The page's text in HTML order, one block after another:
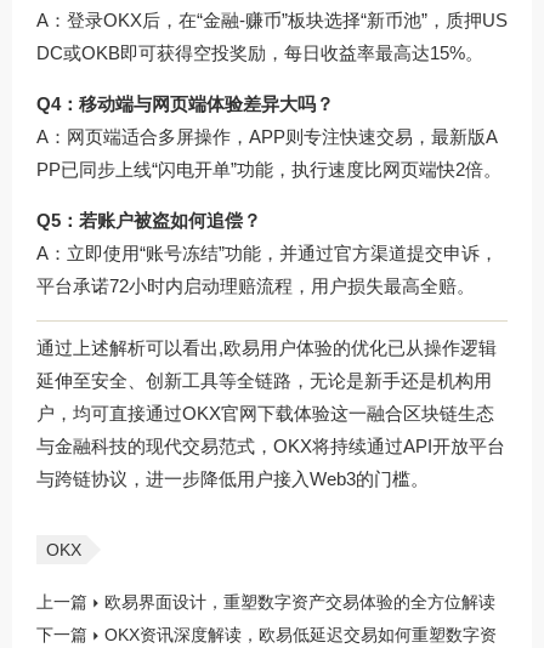
A：登录OKX后，在“金融-赚币”板块选择“新币池”，质押US
DC或OKB即可获得空投奖励，每日收益率最高达15%。
Q4：移动端与网页端体验差异大吗？
A：网页端适合多屏操作，APP则专注快速交易，最新版A
PP已同步上线“闪电开单”功能，执行速度比网页端快2倍。
Q5：若账户被盗如何追偿？
A：立即使用“账号冻结”功能，并通过官方渠道提交申诉，
平台承诺72小时内启动理赔流程，用户损失最高全赔。
通过上述解析可以看出,欧易用户体验的优化已从操作逻辑
延伸至安全、创新工具等全链路，无论是新手还是机构用
户，均可直接通过OKX官网下载体验这一融合区块链生态
与金融科技的现代交易范式，OKX将持续通过API开放平台
与跨链协议，进一步降低用户接入Web3的门槛。
OKX
上一篇
欧易界面设计，重塑数字资产交易体验的全方位解读
下一篇
OKX资讯深度解读，欧易低延迟交易如何重塑数字资